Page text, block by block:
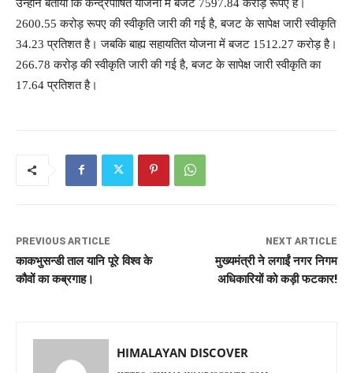
उन्होंने बताया कि केन्द्रपोषित योजना में बजट 7597.84 करोड़ रूपए है।
2600.55 करोड़ रूपए की स्वीकृति जारी की गई है, बजट के सापेक्ष जारी स्वीकृति
34.23 प्रतिशत है। जबकि बाह्य सहायतित योजना में बजट 1512.27 करोड़ है।
266.78 करोड़ की स्वीकृति जारी की गई है, बजट के सापेक्ष जारी स्वीकृति का
17.64 प्रतिशत है।
PREVIOUS ARTICLE
काकभुसन्डी ताल यानि पूरे विश्व के
कौवों का कब्रगाह।
NEXT ARTICLE
मुख्यमंत्री ने लगाईं नगर निगम
अधिकारियों को कड़ी फटकार!
HIMALAYAN DISCOVER